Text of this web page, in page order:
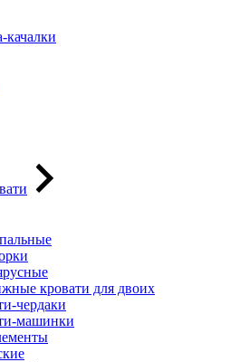
качалки
кровати для двоих
чердаки
машинки